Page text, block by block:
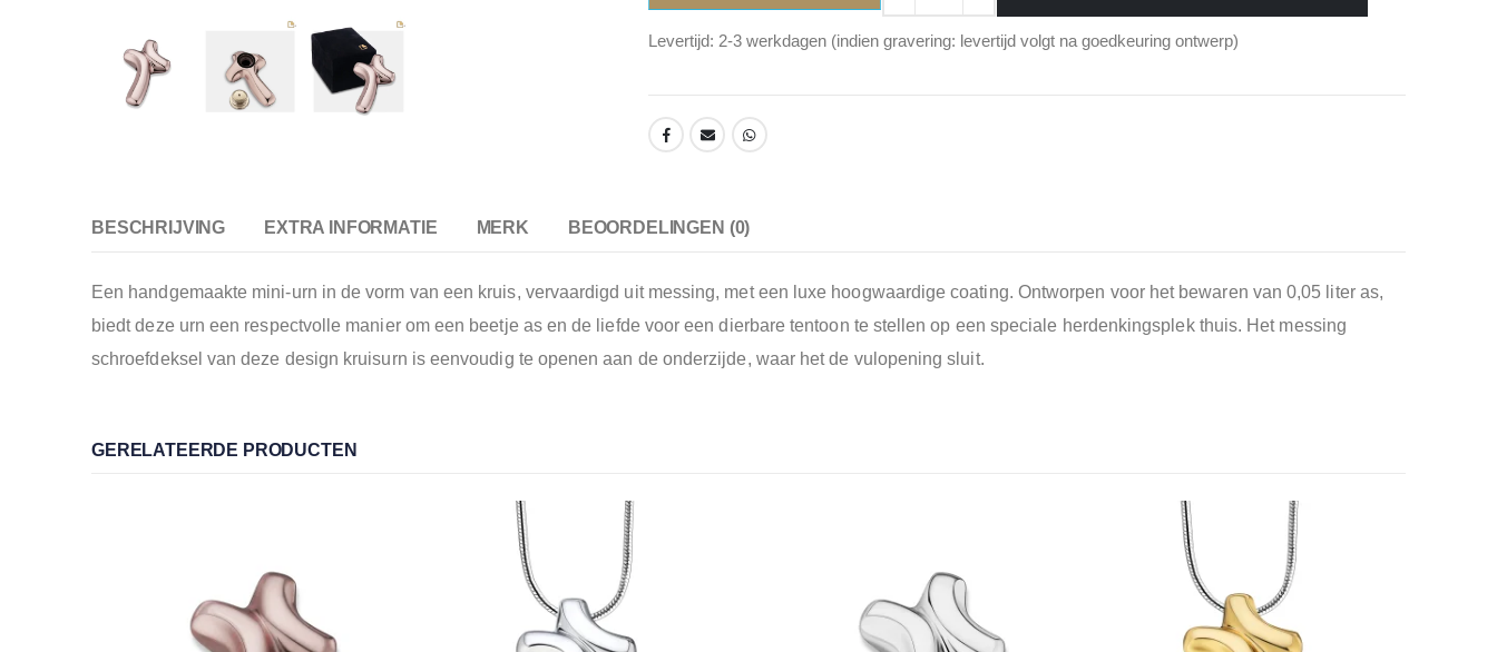
Levertijd: 2-3 werkdagen (indien gravering: levertijd volgt na goedkeuring ontwerp)
BESCHRIJVING EXTRA INFORMATIE MERK BEOORDELINGEN (0)
Een handgemaakte mini-urn in de vorm van een kruis, vervaardigd uit messing, met een luxe hoogwaardige coating. Ontworpen voor het bewaren van 0,05 liter as,
biedt deze urn een respectvolle manier om een beetje as en de liefde voor een dierbare tentoon te stellen op een speciale herdenkingsplek thuis. Het messing
schroefdeksel van deze design kruisurn is eenvoudig te openen aan de onderzijde, waar het de vulopening sluit.
GERELATEERDE PRODUCTEN